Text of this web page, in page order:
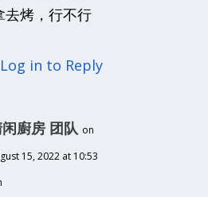
去烤，行不行
Log in to Reply
廚房 团队 on
15, 2022 at 10:53